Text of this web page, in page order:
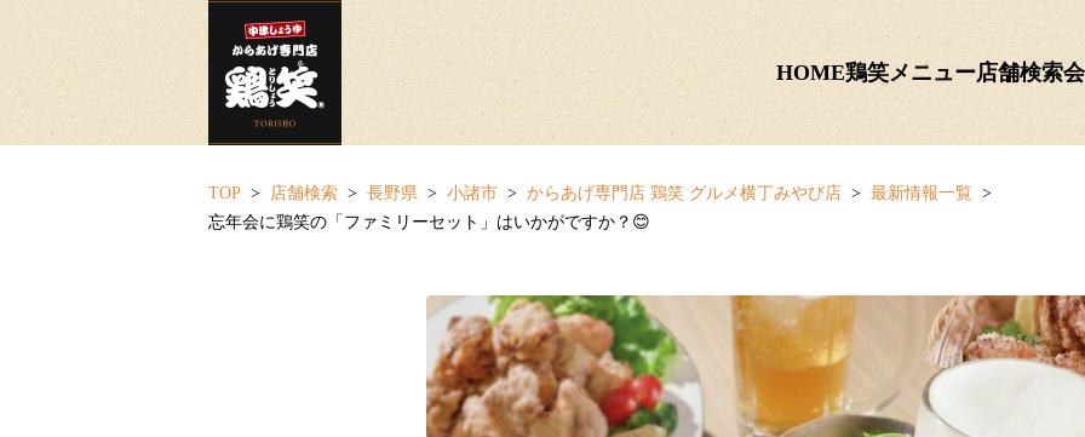
HOME鶏笑メニュー店舗検索
TOP 店舗検索 長野県 小諸市 からあげ専門店 鶏笑 グルメ横丁みやび店
最新情報一覧
忘年会に鶏笑の「ファミリーセット」はいかがですか？😊